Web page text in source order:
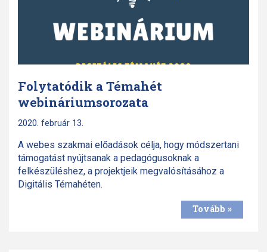
Folytatódik a Témahét
webináriumsorozata
2020. február 13.
A webes szakmai előadások célja, hogy módszertani
támogatást nyújtsanak a pedagógusoknak a
felkészüléshez, a projektjeik megvalósításához a
Digitális Témahéten.
Tovább »